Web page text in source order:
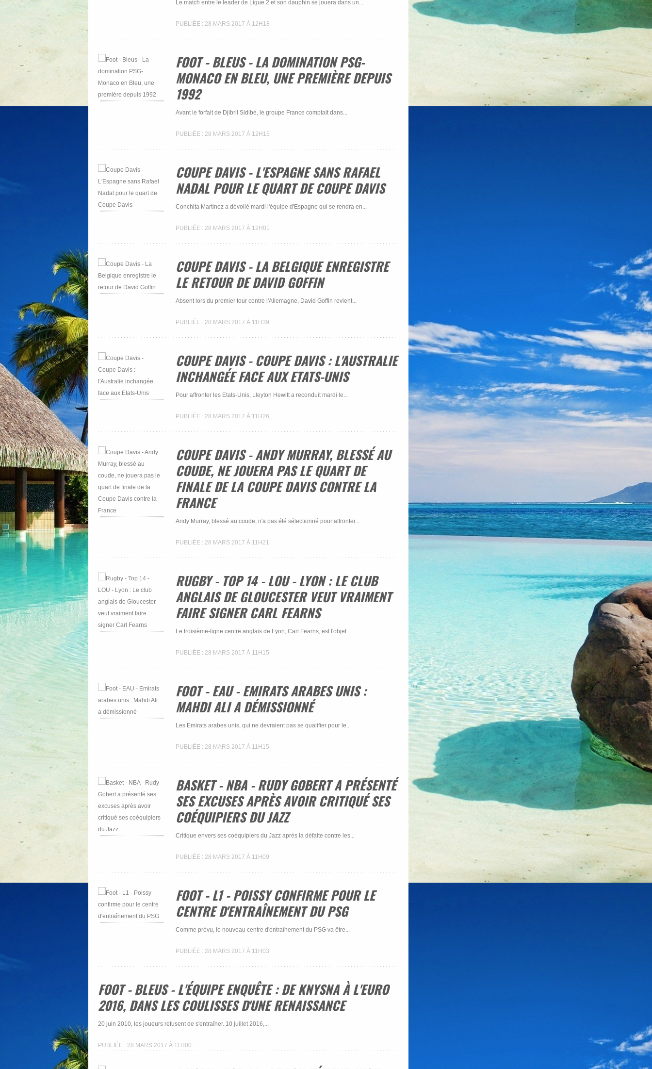
Le match entre le leader de Ligue 2 et son dauphin se jouera dans un...
PUBLIÉE : 28 MARS 2017 À 12H18
FOOT - BLEUS - LA DOMINATION PSG-
MONACO EN BLEU, UNE PREMIÈRE DEPUIS
1992
Avant le forfait de Djibril Sidibé, le groupe France comptait dans...
PUBLIÉE : 28 MARS 2017 À 12H15
COUPE DAVIS - L'ESPAGNE SANS RAFAEL
NADAL POUR LE QUART DE COUPE DAVIS
Conchita Martinez a dévoilé mardi l'équipe d'Espagne qui se rendra en...
PUBLIÉE : 28 MARS 2017 À 12H01
COUPE DAVIS - LA BELGIQUE ENREGISTRE
LE RETOUR DE DAVID GOFFIN
Absent lors du premier tour contre l'Allemagne, David Goffin revient...
PUBLIÉE : 28 MARS 2017 À 11H39
COUPE DAVIS - COUPE DAVIS : L'AUSTRALIE
INCHANGÉE FACE AUX ETATS-UNIS
Pour affronter les Etats-Unis, Lleyton Hewitt a reconduit mardi le...
PUBLIÉE : 28 MARS 2017 À 11H26
COUPE DAVIS - ANDY MURRAY, BLESSÉ AU
COUDE, NE JOUERA PAS LE QUART DE
FINALE DE LA COUPE DAVIS CONTRE LA
FRANCE
Andy Murray, blessé au coude, n'a pas été sélectionné pour affronter...
PUBLIÉE : 28 MARS 2017 À 11H21
RUGBY - TOP 14 - LOU - LYON : LE CLUB
ANGLAIS DE GLOUCESTER VEUT VRAIMENT
FAIRE SIGNER CARL FEARNS
Le troisième-ligne centre anglais de Lyon, Carl Fearns, est l'objet...
PUBLIÉE : 28 MARS 2017 À 11H15
FOOT - EAU - EMIRATS ARABES UNIS :
MAHDI ALI A DÉMISSIONNÉ
Les Emirats arabes unis, qui ne devraient pas se qualifier pour le...
PUBLIÉE : 28 MARS 2017 À 11H15
BASKET - NBA - RUDY GOBERT A PRÉSENTÉ
SES EXCUSES APRÈS AVOIR CRITIQUÉ SES
COÉQUIPIERS DU JAZZ
Critique envers ses coéquipiers du Jazz après la défaite contre les...
PUBLIÉE : 28 MARS 2017 À 11H09
FOOT - L1 - POISSY CONFIRME POUR LE
CENTRE D'ENTRAÎNEMENT DU PSG
Comme prévu, le nouveau centre d'entraînement du PSG va être...
PUBLIÉE : 28 MARS 2017 À 11H03
FOOT - BLEUS - L'ÉQUIPE ENQUÊTE : DE KNYSNA À L'EURO
2016, DANS LES COULISSES D'UNE RENAISSANCE
20 juin 2010, les joueurs refusent de s'entraîner. 10 juillet 2016,...
PUBLIÉE : 28 MARS 2017 À 11H00